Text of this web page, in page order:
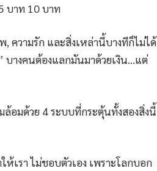
บาท 10 บาท
ความรัก และสิ่งเหล่านี้บางทีก็ไม่ได้
บางคนต้องแลกมันมาด้วยเงิน…แต่
ล้อมด้วย 4 ระบบที่กระตุ้นทั้งสองสิ่งนี้
เรา ไม่ชอบตัวเอง เพราะโลกบอก